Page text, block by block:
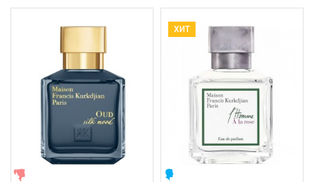
ХИТ